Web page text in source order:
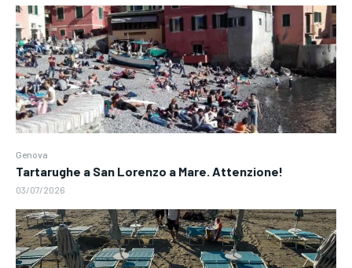
Genova
Tartarughe a San Lorenzo a Mare. Attenzione!
03/07/2026